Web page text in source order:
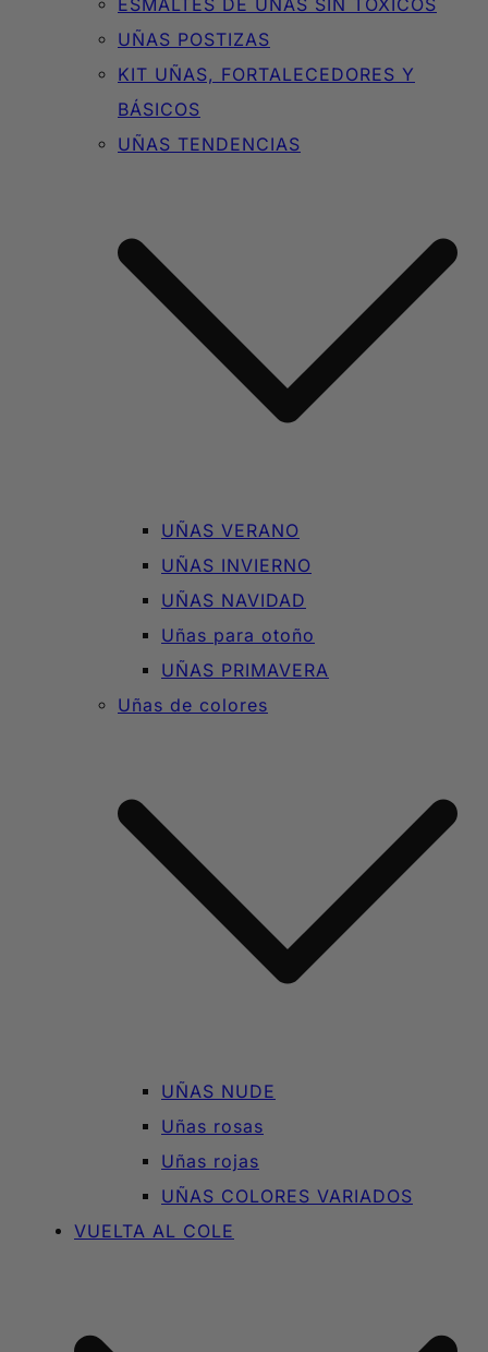
UÑAS POSTIZAS
KIT UÑAS, FORTALECEDORES Y
BÁSICOS
UÑAS TENDENCIAS
UÑAS VERANO
UÑAS INVIERNO
UÑAS NAVIDAD
Uñas para otoño
UÑAS PRIMAVERA
Uñas de colores
UÑAS NUDE
Uñas rosas
Uñas rojas
UÑAS COLORES VARIADOS
VUELTA AL COLE